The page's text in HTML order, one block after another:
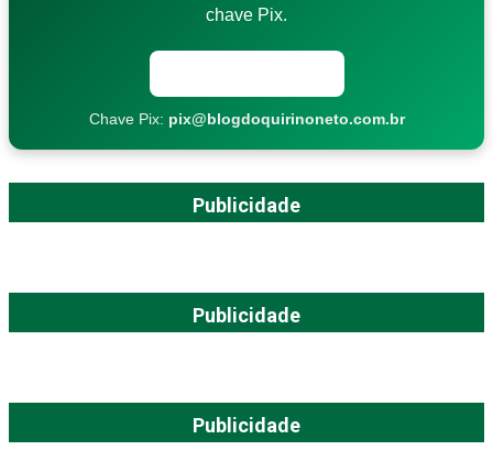
chave Pix.
Chave Pix: pix@blogdoquirinoneto.com.br
Publicidade
Publicidade
Publicidade